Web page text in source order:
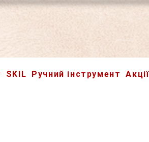
SKIL Ручний інструмент Акції